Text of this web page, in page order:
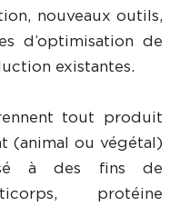
nouveaux outils,
d’optimisation de
existantes.
tout produit
(animal ou végétal)
à des fins de
protéine